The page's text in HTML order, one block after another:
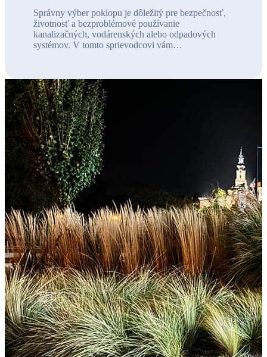
Správny výber poklopu je dôležitý pre bezpečnosť,
životnosť a bezproblémové používanie
kanalizačných, vodárenských alebo odpadových
systémov. V tomto sprievodcovi vám…